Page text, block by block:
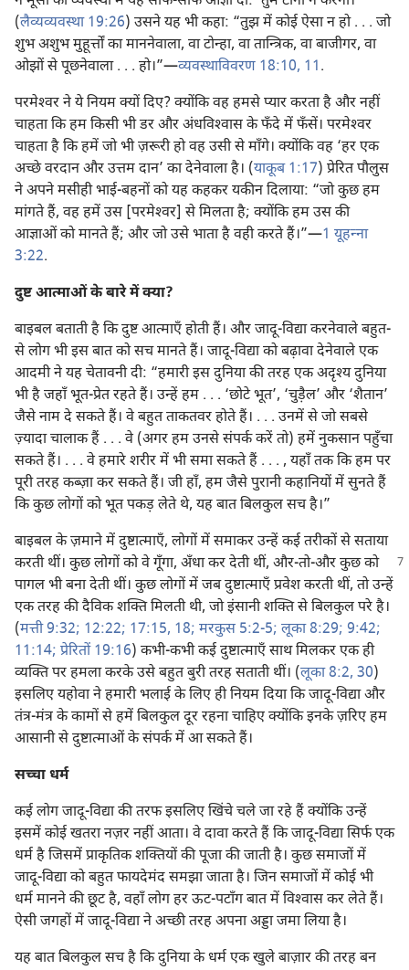
(लैव्यव्यवस्था 19:26) उसने यह भी कहा: “तुझ में कोई ऐसा न हो . . . जो
शुभ अशुभ मुहूर्त्तों का माननेवाला, वा टोन्हा, वा तान्त्रिक, वा बाजीगर, वा
ओझों से पूछनेवाला . . . हो।”—व्यवस्थाविवरण 18:10, 11.
परमेश्‍वर ने ये नियम क्यों दिए? क्योंकि वह हमसे प्यार करता है और नहीं
चाहता कि हम किसी भी डर और अंधविश्‍वास के फँदे में फँसें। परमेश्‍वर
चाहता है कि हमें जो भी ज़रूरी हो वह उसी से माँगे। क्योंकि वह ‘हर एक
अच्छे वरदान और उत्तम दान’ का देनेवाला है। (याकूब 1:17) प्रेरित पौलुस
ने अपने मसीही भाई-बहनों को यह कहकर यकीन दिलाया: “जो कुछ हम
मांगते हैं, वह हमें उस [परमेश्‍वर] से मिलता है; क्योंकि हम उस की
आज्ञाओं को मानते हैं; और जो उसे भाता है वही करते हैं।”—1 यूहन्‍ना
3:22.
दुष्ट आत्माओं के बारे में क्या?
बाइबल बताती है कि दुष्ट आत्माएँ होती हैं। और जादू-विद्या करनेवाले बहुत-
से लोग भी इस बात को सच मानते हैं। जादू-विद्या को बढ़ावा देनेवाले एक
आदमी ने यह चेतावनी दी: “हमारी इस दुनिया की तरह एक अदृश्‍य दुनिया
भी है जहाँ भूत-प्रेत रहते हैं। उन्हें हम . . . ‘छोटे भूत’, ‘चुड़ैल’ और ‘शैतान’
जैसे नाम दे सकते हैं। वे बहुत ताकतवर होते हैं। . . . उनमें से जो सबसे
ज़्यादा चालाक हैं . . . वे (अगर हम उनसे संपर्क करें तो) हमें नुकसान पहुँचा
सकते हैं। . . . वे हमारे शरीर में भी समा सकते हैं . . . , यहाँ तक कि हम पर
पूरी तरह कब्ज़ा कर सकते हैं। जी हाँ, हम जैसे पुरानी कहानियों में सुनते हैं
कि कुछ लोगों को भूत पकड़ लेते थे, यह बात बिलकुल सच है।”
बाइबल के ज़माने में दुष्टात्माएँ, लोगों में समाकर उन्हें कई तरीकों से सताया
करती थीं। कुछ लोगों को वे गूँगा, अँधा कर देती थीं, और-तो-और कुछ को
पागल भी बना देती थीं। कुछ लोगों में जब दुष्टात्माएँ प्रवेश करती थीं, तो उन्हें
एक तरह की दैविक शक्‍ति मिलती थी, जो इंसानी शक्‍ति से बिलकुल परे है।
(मत्ती 9:32; 12:22; 17:15, 18; मरकुस 5:2-5; लूका 8:29; 9:42;
11:14; प्रेरितों 19:16) कभी-कभी कई दुष्टात्माएँ साथ मिलकर एक ही
व्यक्‍ति पर हमला करके उसे बहुत बुरी तरह सताती थीं। (लूका 8:2, 30)
इसलिए यहोवा ने हमारी भलाई के लिए ही नियम दिया कि जादू-विद्या और
तंत्र-मंत्र के कामों से हमें बिलकुल दूर रहना चाहिए क्योंकि इनके ज़रिए हम
आसानी से दुष्टात्माओं के संपर्क में आ सकते हैं।
सच्चा धर्म
कई लोग जादू-विद्या की तरफ इसलिए खिंचे चले जा रहे हैं क्योंकि उन्हें
इसमें कोई खतरा नज़र नहीं आता। वे दावा करते हैं कि जादू-विद्या सिर्फ एक
धर्म है जिसमें प्राकृतिक शक्‍तियों की पूजा की जाती है। कुछ समाजों में
जादू-विद्या को बहुत फायदेमंद समझा जाता है। जिन समाजों में कोई भी
धर्म मानने की छूट है, वहाँ लोग हर ऊट-पटाँग बात में विश्‍वास कर लेते हैं।
ऐसी जगहों में जादू-विद्या ने अच्छी तरह अपना अड्डा जमा लिया है।
यह बात बिलकुल सच है कि दुनिया के धर्म एक खुले बाज़ार की तरह बन